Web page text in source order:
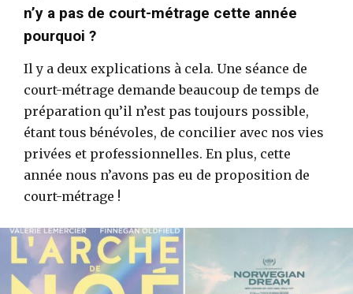
n’y a pas de court-métrage cette année
pourquoi ?
Il y a deux explications à cela. Une séance de
court-métrage demande beaucoup de temps de
préparation qu’il n’est pas toujours possible,
étant tous bénévoles, de concilier avec nos vies
privées et professionnelles. En plus, cette
année nous n’avons pas eu de proposition de
court-métrage !